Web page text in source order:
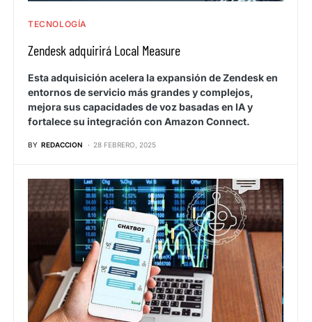
TECNOLOGÍA
Zendesk adquirirá Local Measure
Esta adquisición acelera la expansión de Zendesk en
entornos de servicio más grandes y complejos,
mejora sus capacidades de voz basadas en IA y
fortalece su integración con Amazon Connect.
BY REDACCION 28 FEBRERO, 2025